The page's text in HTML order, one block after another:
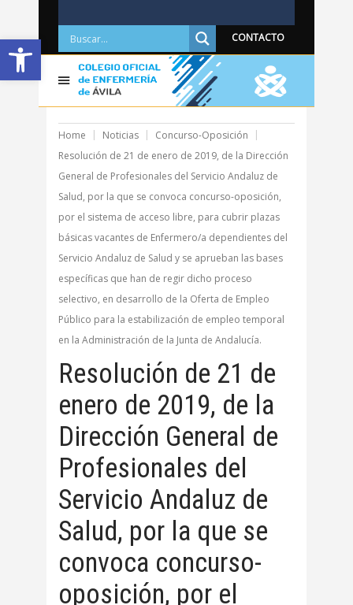
Abrir barra de herramientas CONTACTO
Home Noticias
Concurso-Oposición
Resolución de 21 de enero de 2019, de la Dirección
General de Profesionales del Servicio Andaluz de
Salud, por la que se convoca concurso-oposición,
por el sistema de acceso libre, para cubrir plazas
básicas vacantes de Enfermero/a dependientes del
Servicio Andaluz de Salud y se aprueban las bases
específicas que han de regir dicho proceso
selectivo, en desarrollo de la Oferta de Empleo
Público para la estabilización de empleo temporal
en la Administración de la Junta de Andalucía.
Resolución de 21 de
enero de 2019, de la
Dirección General de
Profesionales del
Servicio Andaluz de
Salud, por la que se
convoca concurso-
oposición, por el